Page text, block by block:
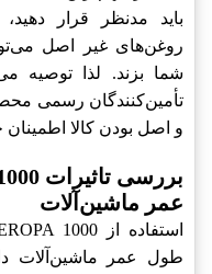
باید مدنظر قرار
روغن‌های غیر اصل
شما بزند. لذا توصیه
و اصل بودن کالا
عمر ماشین‌آلات
طول عمر ماشین‌آلات